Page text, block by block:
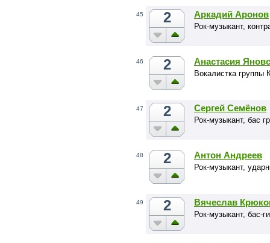
45 2 Аркадий Аронов
Рок-музыкант,
46 2 Анастасия
Вокалистка
47 2 Сергей Семёнов
Рок-музыкант, бас
48 2 Антон Андреев
Рок-музыкант,
49 2 Вячеслав
Рок-музыкант, бас-